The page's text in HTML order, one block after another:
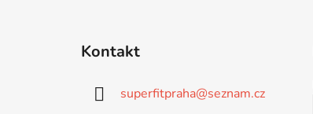
Kontakt
superfitpraha@seznam.cz